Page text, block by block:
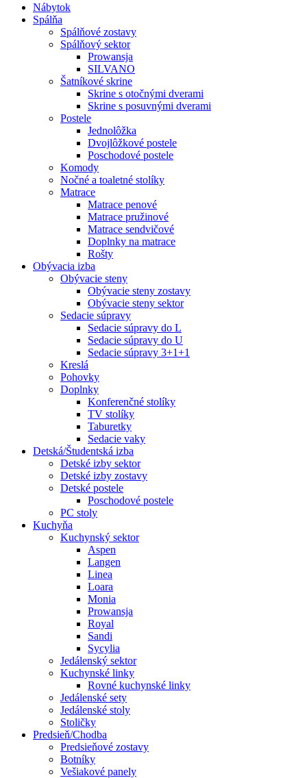
Nábytok
Spálňa
Spálňové zostavy
Spálňový sektor
Prowansja
SILVANO
Šatníkové skrine
Skrine s otočnými dverami
Skrine s posuvnými dverami
Postele
Jednolôžka
Dvojlôžkové postele
Poschodové postele
Komody
Nočné a toaletné stolíky
Matrace
Matrace penové
Matrace pružinové
Matrace sendvičové
Doplnky na matrace
Rošty
Obývacia izba
Obývacie steny
Obývacie steny zostavy
Obývacie steny sektor
Sedacie súpravy
Sedacie súpravy do L
Sedacie súpravy do U
Sedacie súpravy 3+1+1
Kreslá
Pohovky
Doplnky
Konferenčné stolíky
TV stolíky
Taburetky
Sedacie vaky
Detská/Študentská izba
Detské izby sektor
Detské izby zostavy
Detské postele
Poschodové postele
PC stoly
Kuchyňa
Kuchynský sektor
Aspen
Langen
Linea
Loara
Monia
Prowansja
Royal
Sandi
Sycylia
Jedálenský sektor
Kuchynské linky
Rovné kuchynské linky
Jedálenské sety
Jedálenské stoly
Stoličky
Predsieň/Chodba
Predsieňové zostavy
Botníky
Vešiakové panely